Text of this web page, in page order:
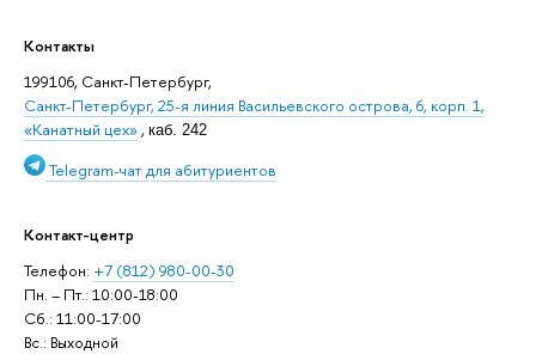
Контакты
199106, Санкт-Петербург,
Санкт-Петербург, 25-я линия Васильевского острова, 6, корп. 1,
«Канатный цех», каб. 242
Telegram-чат для абитуриентов
Контакт-центр
Телефон: +7 (812) 980-00-30
Пн. – Пт.: 10:00-18:00
Сб.: 11:00-17:00
Вс.: Выходной